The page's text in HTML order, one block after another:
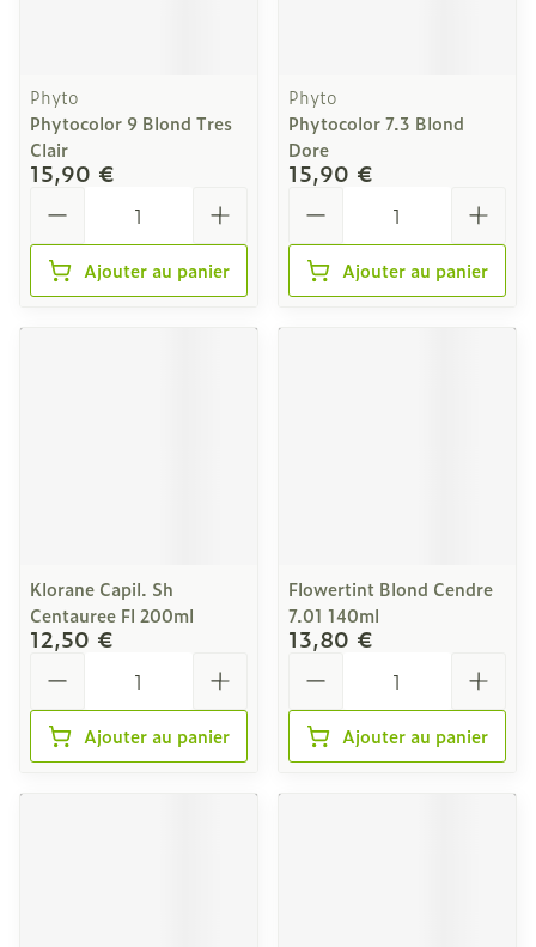
Phyto
Phytocolor 9 Blond Tres
Clair
15,90 €
Ajouter au panier
Phyto
Phytocolor 7.3 Blond
Dore
15,90 €
Ajouter au panier
Klorane Capil. Sh
Centauree Fl 200ml
12,50 €
Ajouter au panier
Flowertint Blond Cendre
7.01 140ml
13,80 €
Ajouter au panier